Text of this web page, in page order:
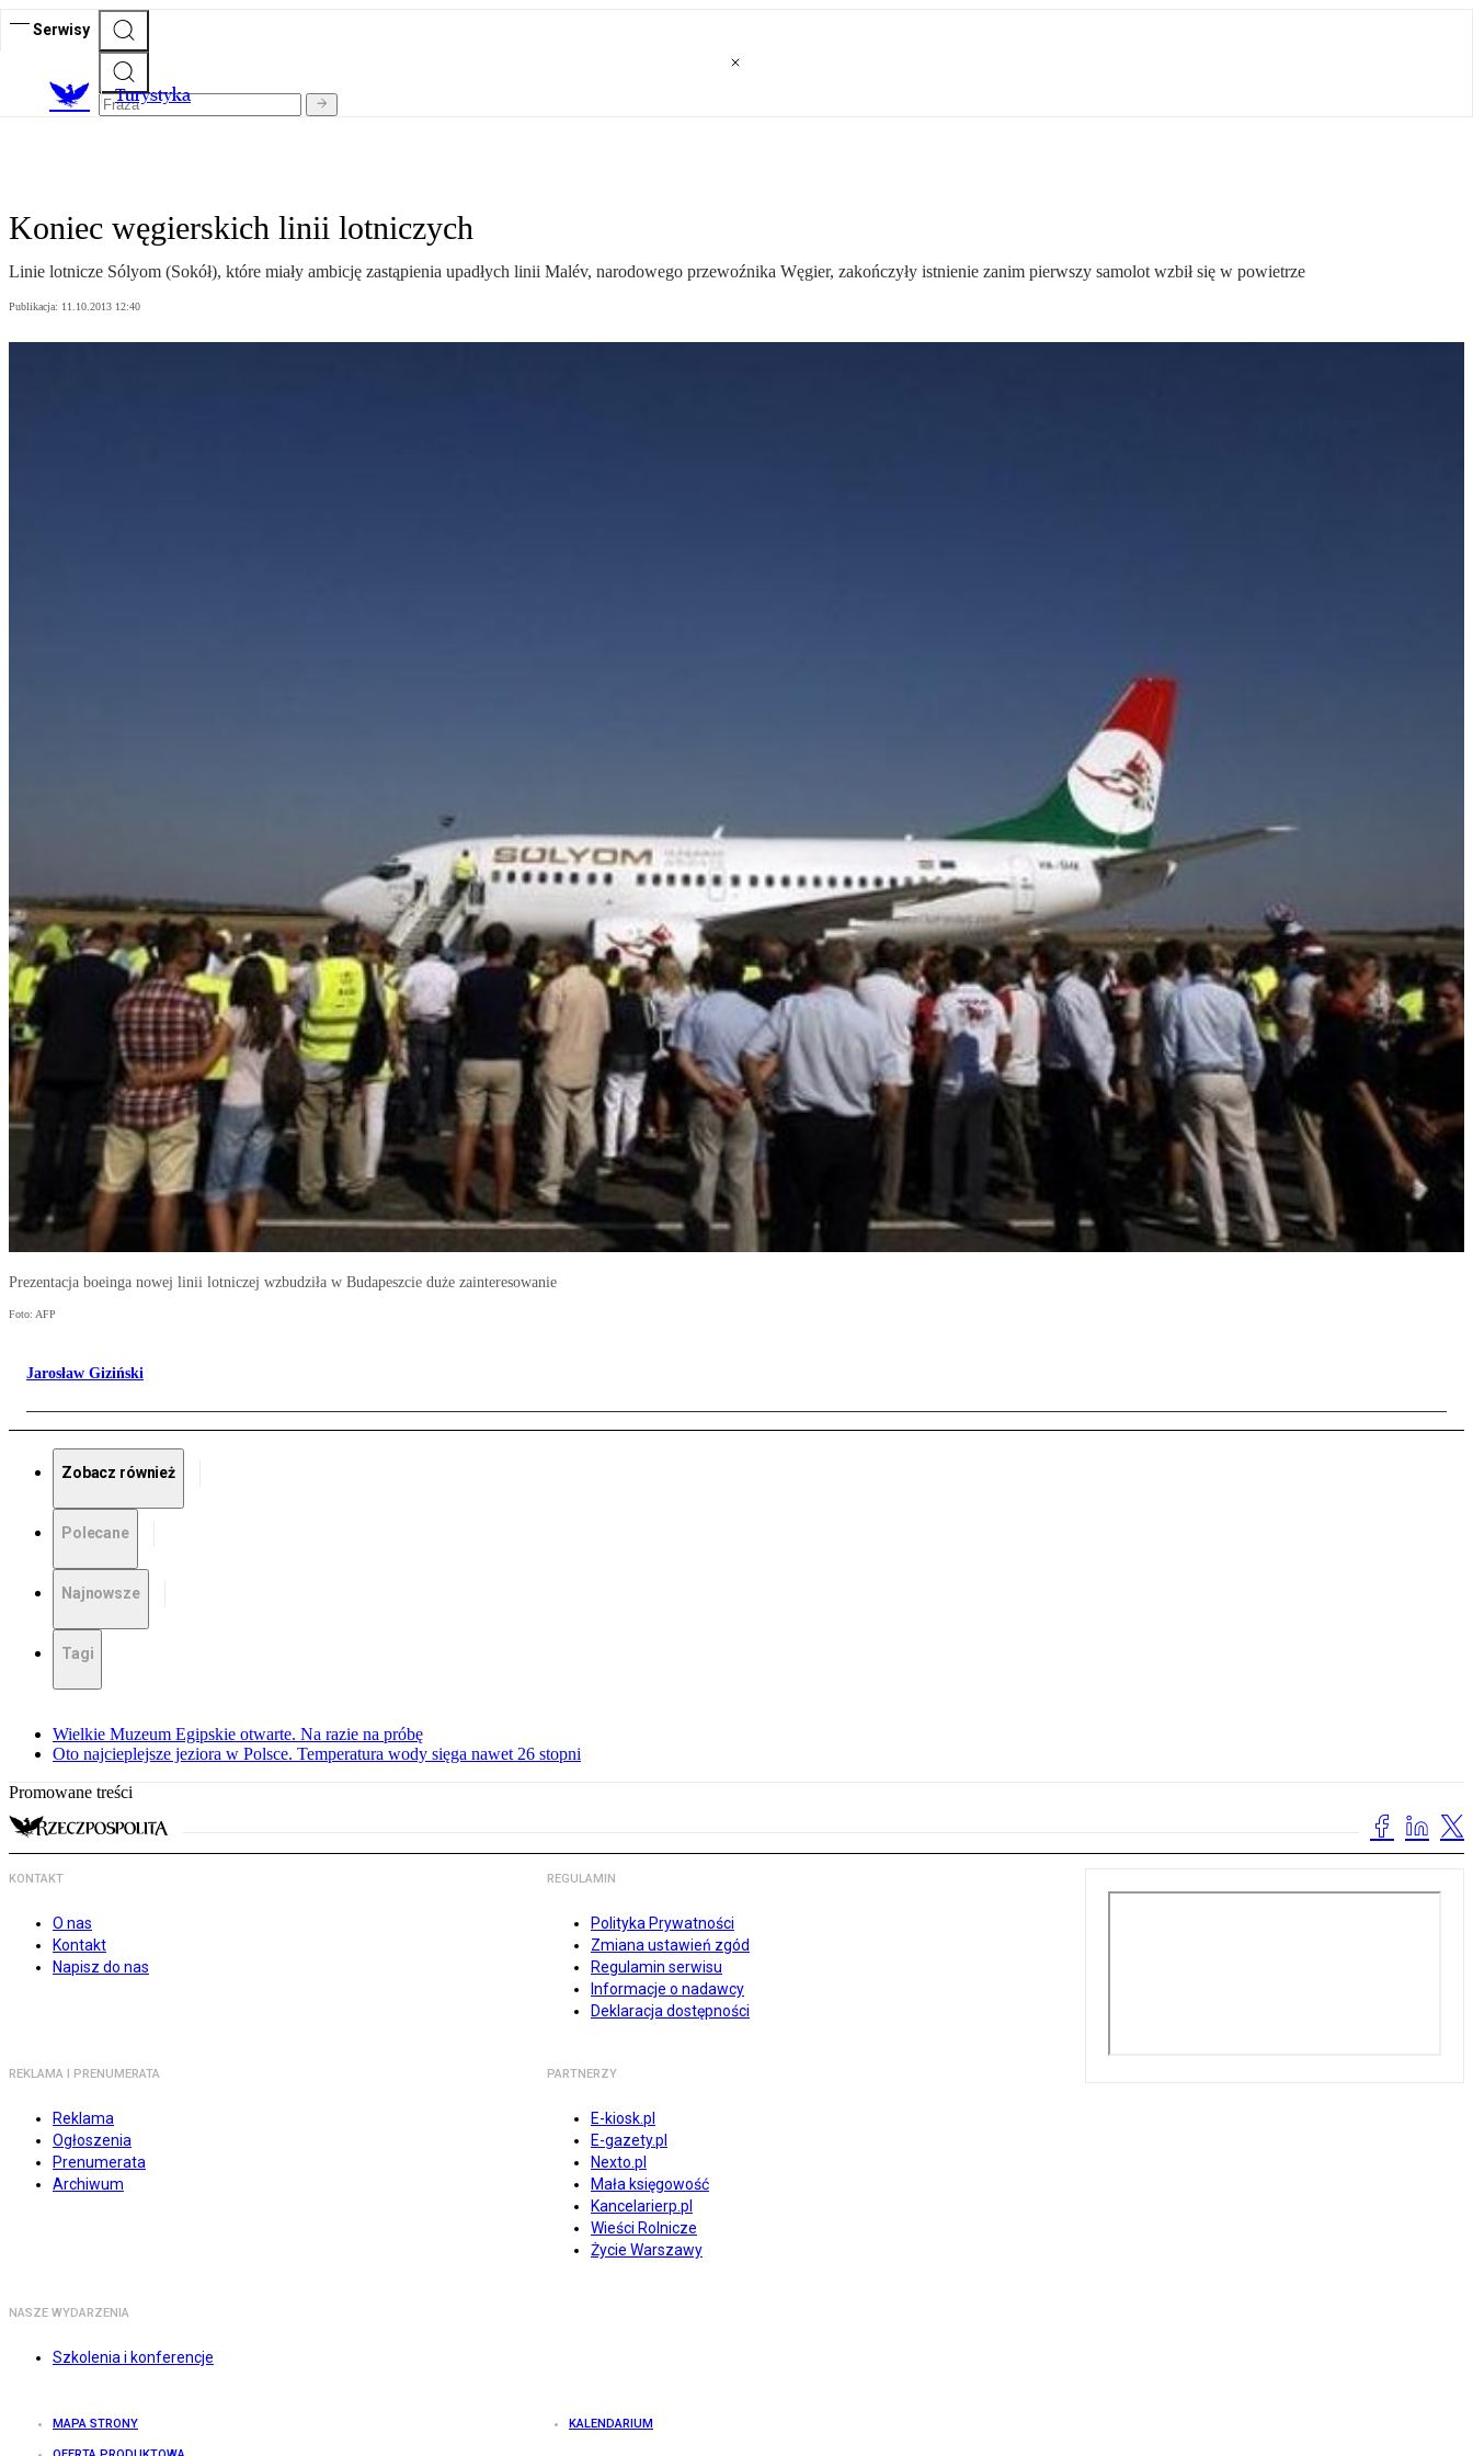
Serwisy
Turystyka
Koniec węgierskich linii lotniczych
Linie lotnicze Sólyom (Sokół), które miały ambicję zastąpienia upadłych linii Malév, narodowego przewoźnika Węgier, zakończyły istnienie zanim pierwszy samolot wzbił się w powietrze
Publikacja: 11.10.2013 12:40
Prezentacja boeinga nowej linii lotniczej wzbudziła w Budapeszcie duże zainteresowanie
Foto: AFP
Jarosław Giziński
Zobacz również
Polecane
Najnowsze
Tagi
Wielkie Muzeum Egipskie otwarte. Na razie na próbę
Oto najcieplejsze jeziora w Polsce. Temperatura wody sięga nawet 26 stopni
Promowane treści
KONTAKT
O nas
Kontakt
Napisz do nas
REGULAMIN
Polityka Prywatności
Zmiana ustawień zgód
Regulamin serwisu
Informacje o nadawcy
Deklaracja dostępności
REKLAMA I PRENUMERATA
Reklama
Ogłoszenia
Prenumerata
Archiwum
PARTNERZY
E-kiosk.pl
E-gazety.pl
Nexto.pl
Mała księgowość
Kancelarierp.pl
Wieści Rolnicze
Życie Warszawy
NASZE WYDARZENIA
Szkolenia i konferencje
MAPA STRONY KALENDARIUM